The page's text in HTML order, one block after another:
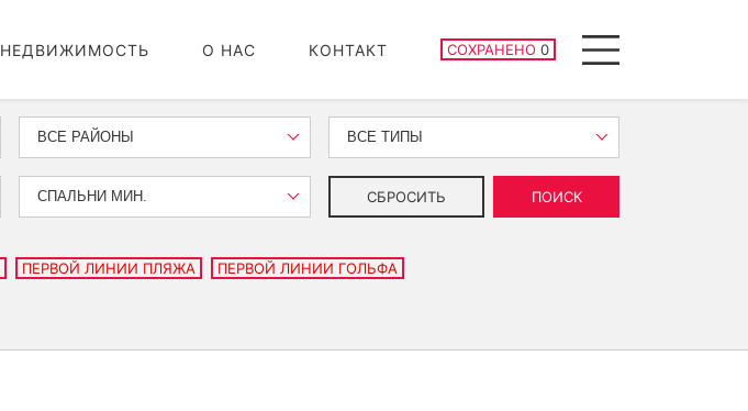
НЕДВИЖИМОСТЬ О НАС КОНТАКТ СОХРАНЕНО 0
СОХРАНЕННЫЕ ОБЪЕКТЫ
Menu
ВСЕ РАЙОНЫ ВСЕ ТИПЫ
СПАЛЬНИ МИН. СБРОСИТЬ ПОИСК
ПЕРВОЙ ЛИНИИ ПЛЯЖА ПЕРВОЙ ЛИНИИ ГОЛЬФА